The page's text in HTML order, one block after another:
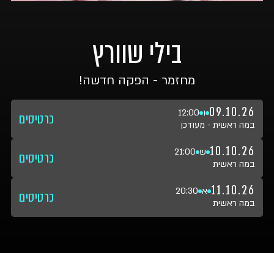
בילי שוורץ
מחזמר - הפקה חדשה!
09.10.26 ו 12:00
במה ראשית - מעודכן
כרטיסים
10.10.26 ש 21:00
במה ראשית
כרטיסים
11.10.26 א 20:30
במה ראשית
כרטיסים